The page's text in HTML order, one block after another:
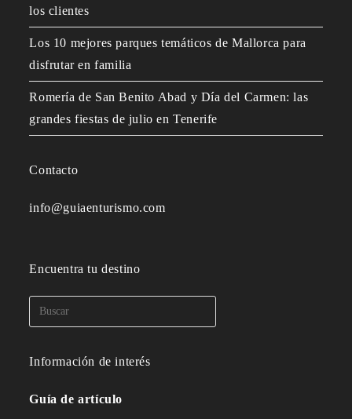
los clientes
Los 10 mejores parques temáticos de Mallorca para
disfrutar en familia
Romería de San Benito Abad y Día del Carmen: las
grandes fiestas de julio en Tenerife
Contacto
info@guiaenturismo.com
Encuentra tu destino
Información de interés
Guía de artículo